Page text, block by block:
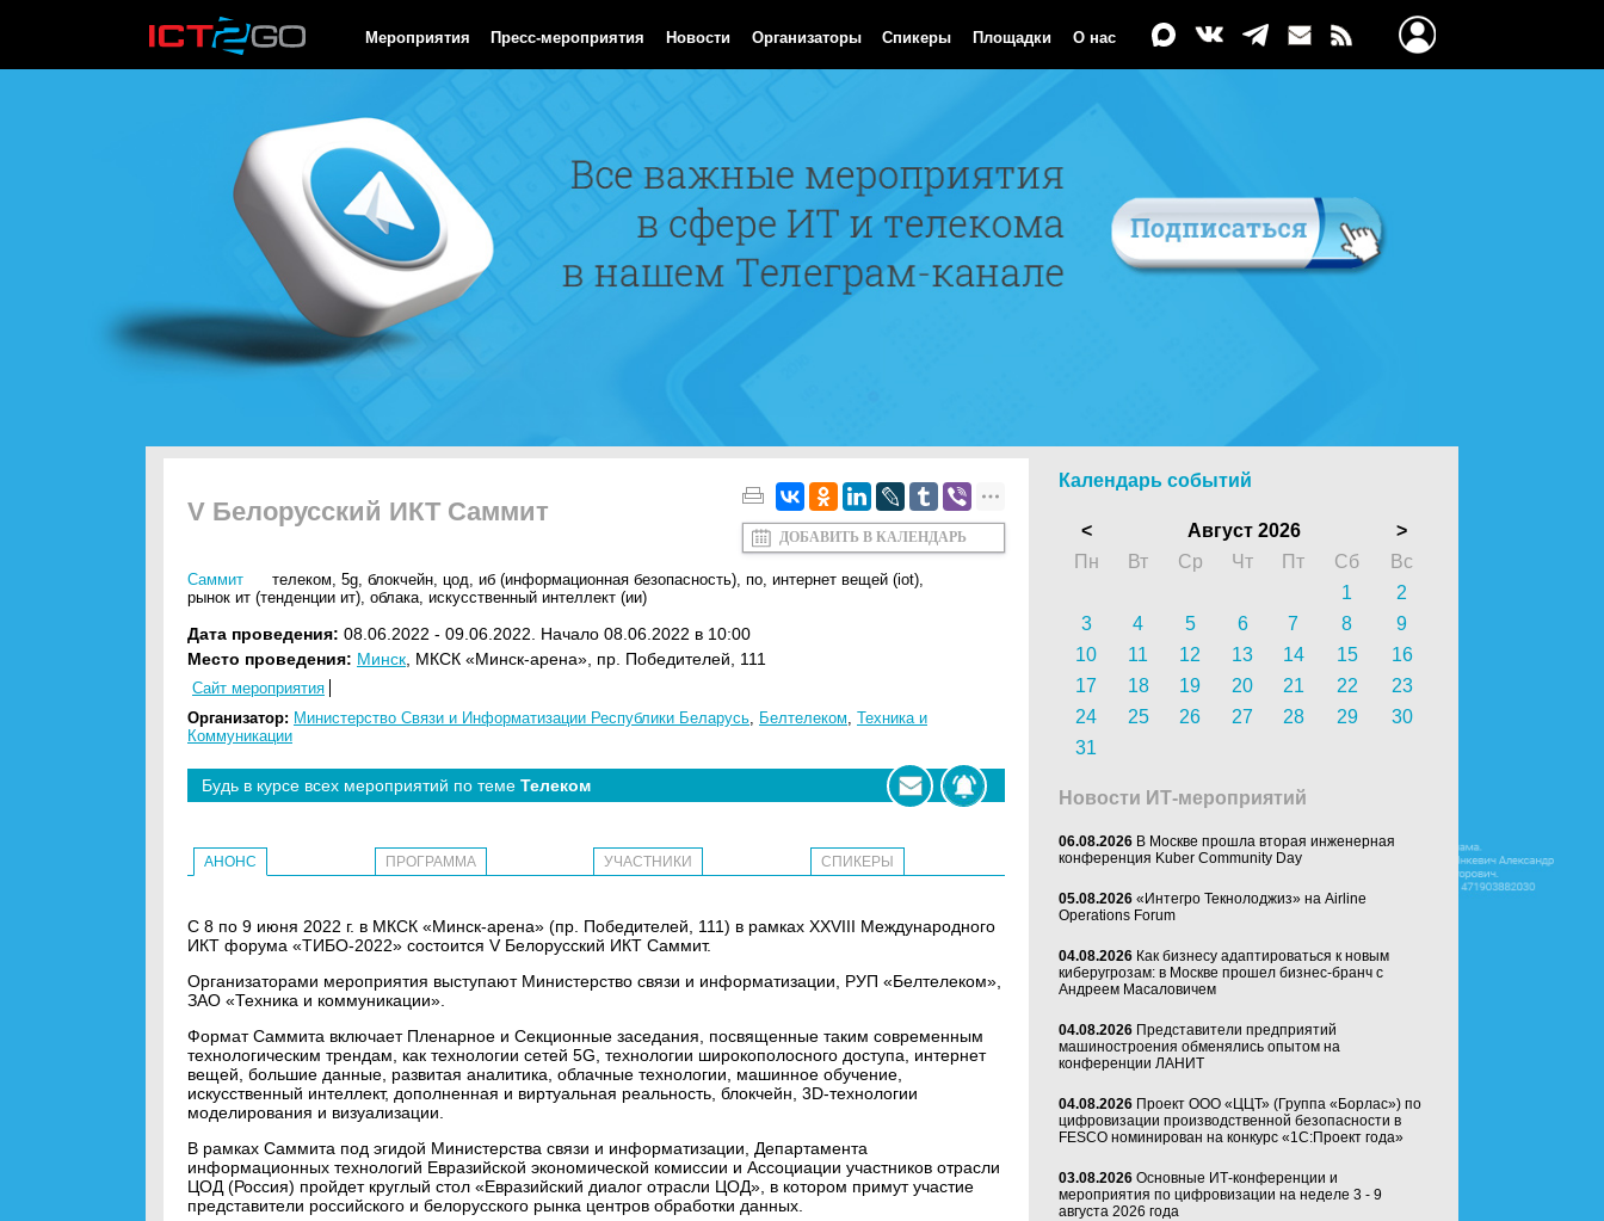
Мероприятия Пресс-мероприятия Новости Организаторы Спикеры Площадки О нас
V Белорусский ИКТ Саммит
ДОБАВИТЬ В КАЛЕНДАРЬ
Саммит телеком, 5g, блокчейн, цод, иб (информационная безопасность), по, интернет вещей (iot),
рынок ит (тенденции ит), облака, искусственный интеллект (ии)
Дата проведения: 08.06.2022 - 09.06.2022. Начало 08.06.2022 в 10:00
Место проведения: Минск , МКСК «Минск-арена», пр. Победителей, 111
Сайт мероприятия
Организатор: Министерство Связи и Информатизации Республики Беларусь, Белтелеком, Техника и
Коммуникации
Будь в курсе всех мероприятий по теме Телеком
АНОНС ПРОГРАММА УЧАСТНИКИ СПИКЕРЫ
С 8 по 9 июня 2022 г. в МКСК «Минск-арена» (пр. Победителей, 111) в рамках XXVIII Международного
ИКТ форума «ТИБО-2022» состоится V Белорусский ИКТ Саммит.
Организаторами мероприятия выступают Министерство связи и информатизации, РУП «Белтелеком»,
ЗАО «Техника и коммуникации».
Формат Саммита включает Пленарное и Секционные заседания, посвященные таким современным
технологическим трендам, как технологии сетей 5G, технологии широкополосного доступа, интернет
вещей, большие данные, развитая аналитика, облачные технологии, машинное обучение,
искусственный интеллект, дополненная и виртуальная реальность, блокчейн, 3D-технологии
моделирования и визуализации.
В рамках Саммита под эгидой Министерства связи и информатизации, Департамента
информационных технологий Евразийской экономической комиссии и Ассоциации участников отрасли
ЦОД (Россия) пройдет круглый стол «Евразийский диалог отрасли ЦОД», в котором примут участие
представители российского и белорусского рынка центров обработки данных.
Календарь событий
< Август 2026
>
Пн
Вт Ср Чт Пт Сб
Вс
1
2
3
4 5 6 7 8
9
10
11 12 13 14 15
16
17
18 19 20 21 22
23
24
25 26 27 28 29
30
31
Новости ИТ-мероприятий
06.08.2026 В Москве прошла вторая инженерная
конференция Kuber Community Day
05.08.2026 «Интегро Текнолоджиз» на Airline
Operations Forum
04.08.2026 Как бизнесу адаптироваться к новым
киберугрозам: в Москве прошел бизнес-бранч с
Андреем Масаловичем
04.08.2026 Представители предприятий
машиностроения обменялись опытом на
конференции ЛАНИТ
04.08.2026 Проект ООО «ЦЦТ» (Группа «Борлас») по
цифровизации производственной безопасности в
FESCO номинирован на конкурс «1С:Проект года»
03.08.2026 Основные ИТ-конференции и
мероприятия по цифровизации на неделе 3 - 9
августа 2026 года